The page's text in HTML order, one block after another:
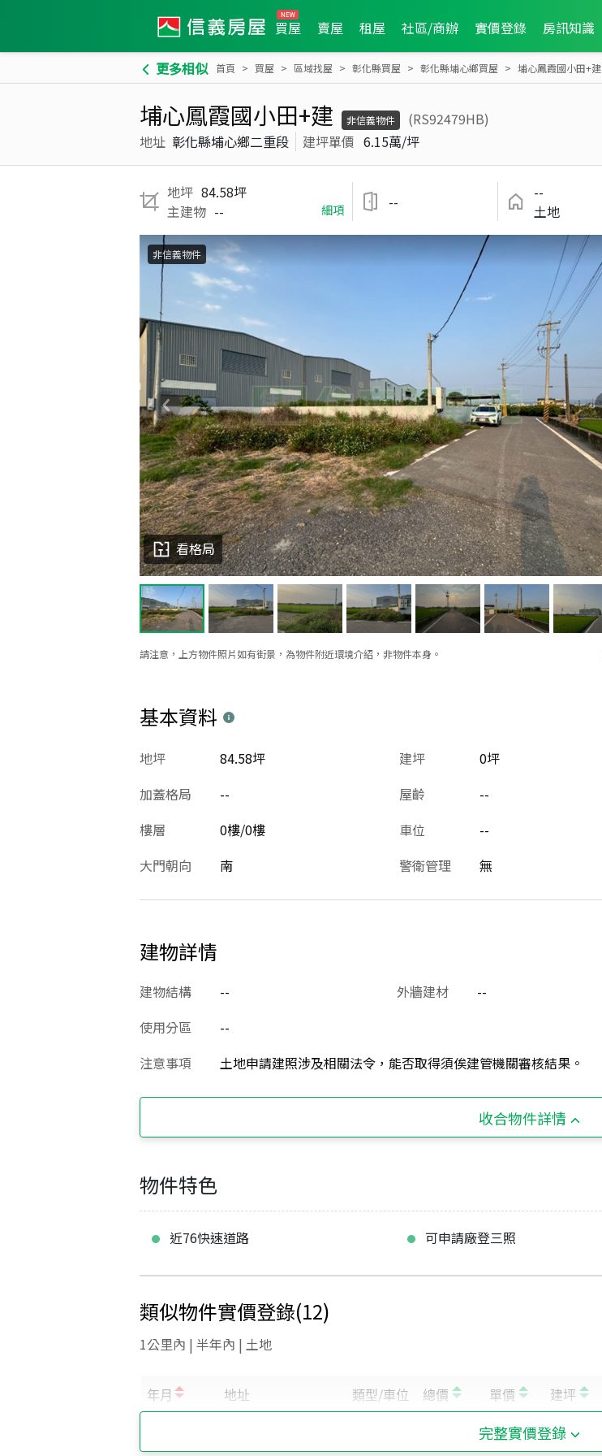
買屋 賣屋 租屋 社區/商辦 實價登錄 房訊知識
更多相似 首頁 買屋 區域找屋 彰化縣買屋 彰化縣埔心鄉買屋 埔心鳳霞國小田+建
埔心鳳霞國小田+建 非信義物件
(RS92479HB)
地址 彰化縣埔心鄉二重段 建坪單價 6.15萬/坪
地坪 84.58坪
主建物 -- 細項 --
--
土地
請注意，上方物件照片如有街景，為物件附近環境介紹，非物件本身。
看格局
非信義物件
基本資料
建坪 0坪
地坪 84.58坪
加蓋格局
-- 屋齡 --
樓層
0樓/0樓 車位 --
大門朝向
南 警衛管理 無
建物詳情
建物結構 -- 外牆建材 --
使用分區
--
注意事項
土地申請建照涉及相關法令，能否取得須俟建管機關審核結果。
收合物件詳情
物件特色
近76快速道路 可申請廠登三照
類似物件實價登錄(12)
1公里內 | 半年內 | 土地
完整實價登錄